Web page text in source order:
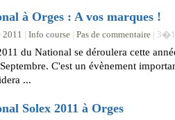
à Orges : A vos marques !
2011 | Info course | Pas de commentaire |
du National se déroulera cette
C'est un évènement
...
Solex 2011 à Orges